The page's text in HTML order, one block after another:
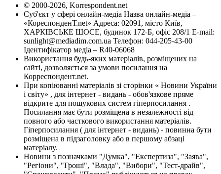
© 2000-2026, Korrespondent.net
Суб'єкт у сфері онлайн-медіа Назва онлайн-медіа –
«КореспонденТ.net» Адреса: 02091, місто Київ,
ХАРКІВСЬКЕ ШОСЕ, будинок 172-Б, офіс 208/1 E-mail:
sunlight@mediadim.com.ua Телефон: 044-205-43-00
Ідентифікатор медіа – R40-06068
Використання будь-яких матеріалів, розміщених на
сайті, дозволяється за умови посилання на
Корреспондент.net.
При копіюванні матеріалів зі сторінки « Новини України
і світу» , для інтернет - видань - обов'язкове пряме
відкрите для пошукових систем гіперпосилання .
Посилання має бути розміщена в незалежності від
повного або часткового використання матеріалів.
Гіперпосилання ( для інтернет - видань) - повинна бути
розміщена в підзаголовку або в першому абзаці
матеріалу.
Новини з позначками "Думка", "Експертиза", "Заява",
"Регіони", "Гроші", "Влада", "Вибори", "Тест-драйв",